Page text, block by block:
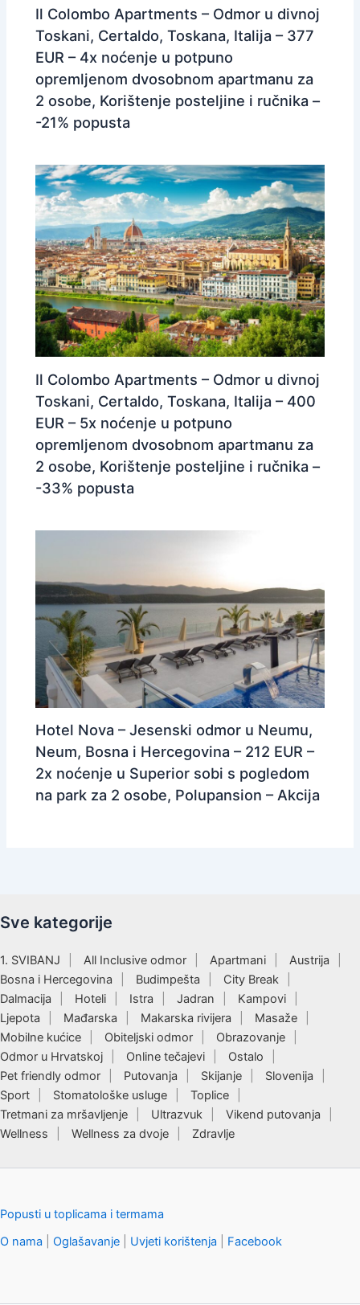
Il Colombo Apartments – Odmor u divnoj
Toskani, Certaldo, Toskana, Italija – 377
EUR – 4x noćenje u potpuno
opremljenom dvosobnom apartmanu za
2 osobe, Korištenje posteljine i ručnika –
-21% popusta
Il Colombo Apartments – Odmor u divnoj
Toskani, Certaldo, Toskana, Italija – 400
EUR – 5x noćenje u potpuno
opremljenom dvosobnom apartmanu za
2 osobe, Korištenje posteljine i ručnika –
-33% popusta
Hotel Nova – Jesenski odmor u Neumu,
Neum, Bosna i Hercegovina – 212 EUR –
2x noćenje u Superior sobi s pogledom
na park za 2 osobe, Polupansion – Akcija
Sve kategorije
1. SVIBANJ All Inclusive odmor Apartmani
Austrija
Bosna i Hercegovina
Budimpešta
City Break
Dalmacija
Hoteli Istra Jadran
Kampovi
Ljepota
Mađarska Makarska rivijera
Masaže
Mobilne kućice
Obiteljski odmor
Obrazovanje
Odmor u Hrvatskoj
Online tečajevi
Ostalo
Pet friendly odmor
Putovanja Skijanje
Slovenija
Sport
Stomatološke usluge
Toplice
Tretmani za mršavljenje
Ultrazvuk
Vikend putovanja
Wellness
Wellness za dvoje Zdravlje
Popusti u toplicama i termama
O nama
Oglašavanje Uvjeti korištenja Facebook